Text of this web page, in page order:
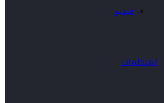
فيديو
المنظمات